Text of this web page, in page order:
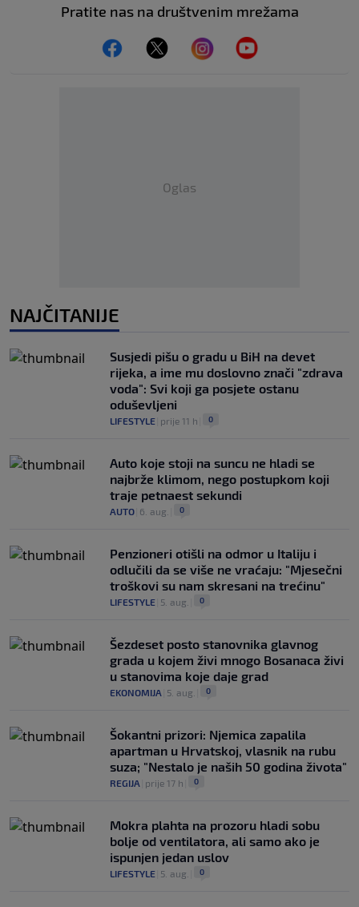
Pratite nas na društvenim mrežama
Oglas
NAJČITANIJE
Susjedi pišu o gradu u BiH na devet
rijeka, a ime mu doslovno znači "zdrava
voda": Svi koji ga posjete ostanu
oduševljeni
LIFESTYLE prije 11 h 0
Auto koje stoji na suncu ne hladi se
najbrže klimom, nego postupkom koji
traje petnaest sekundi
AUTO 6. aug. 0
Penzioneri otišli na odmor u Italiju i
odlučili da se više ne vraćaju: "Mjesečni
troškovi su nam skresani na trećinu"
LIFESTYLE 5. aug. 0
Šezdeset posto stanovnika glavnog
grada u kojem živi mnogo Bosanaca živi
u stanovima koje daje grad
EKONOMIJA 5. aug. 0
Šokantni prizori: Njemica zapalila
apartman u Hrvatskoj, vlasnik na rubu
suza; "Nestalo je naših 50 godina života"
REGIJA prije 17 h 0
Mokra plahta na prozoru hladi sobu
bolje od ventilatora, ali samo ako je
ispunjen jedan uslov
LIFESTYLE 5. aug. 0